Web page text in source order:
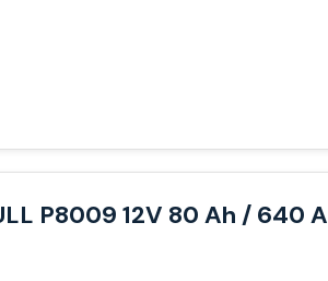
P8009 12V 80 Ah / 640 A